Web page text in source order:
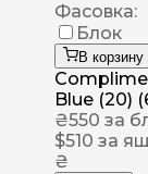
Фасовка:
Блок
В корзину
Blue (20)
₴550 за
$510 за
₴